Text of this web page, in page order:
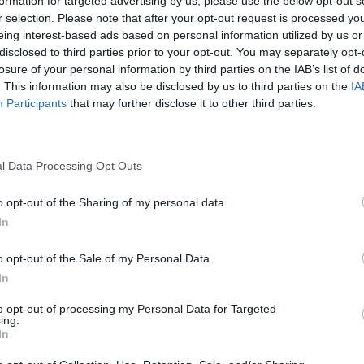
selection. Please note that after your opt-out request is processed
interest-based ads based on personal information utilized by us
to third parties prior to your opt-out. You may separately
of your personal information by third parties on the IAB’s list of
This information may also be disclosed by us to third parties on the
Participants that may further disclose it to other third parties.
Data Processing Opt Outs
opt-out of the Sharing of my personal data.
opt-out of the Sale of my Personal Data.
opt-out of processing my Personal Data for Targeted
eltekintve az összes nemzetgazdasági ágazatban
az MNB friss adatai szerint. 2008 óta 27%-al
tavaly pedig 12%-kal. Még a bankok
is csökkent tavaly a cégek banki
hazai kkv-k? - Versenyképesség 2026-banMerre tovább
ban! Jön a Portfolio félnapos, üzleti vidéki
helyzetképpel segíti a helyi kkv-szektort. Szeptemberben
és jelentkezés2009 eleje óta szinte töretlen a
portfolio.hu hírarchívumához tartozik, melynek olvasása
tartalmazza: